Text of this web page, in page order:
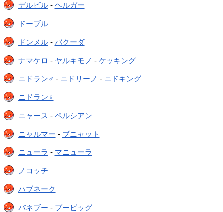
デルビル- ヘルガー
ドーブル
ドンメル- バクーダ
ナマケロ - ヤルキモノ - ケッキング
ニドラン♂ - ニドリーノ - ニドキング
ニドラン♀
ニャース - ペルシアン
ニャルマー - ブニャット
ニューラ - マニューラ
ノコッチ
ハブネーク
バネブー - ブーピッグ